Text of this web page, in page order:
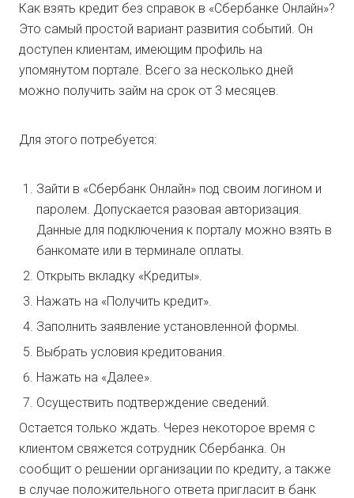
Как взять кредит без справок в «Сбербанке Онлайн»?
Это самый простой вариант развития событий. Он
доступен клиентам, имеющим профиль на
упомянутом портале. Всего за несколько дней
можно получить займ на срок от 3 месяцев.
Для этого потребуется:
Зайти в «Сбербанк Онлайн» под своим логином и
паролем. Допускается разовая авторизация.
Данные для подключения к порталу можно взять в
банкомате или в терминале оплаты.
Открыть вкладку «Кредиты».
Нажать на «Получить кредит».
Заполнить заявление установленной формы.
Выбрать условия кредитования.
Нажать на «Далее».
Осуществить подтверждение сведений.
Остается только ждать. Через некоторое время с
клиентом свяжется сотрудник Сбербанка. Он
сообщит о решении организации по кредиту, а также
в случае положительного ответа пригласит в банк